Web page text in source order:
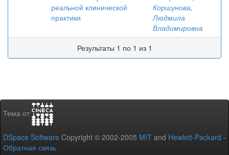
реальной клинической
практики
Коршунова,
Людмила
Владимировна
Результаты 1 по 1 из 1
Тема от
DSpace Software Copyright © 2002-2005 MIT and Hewlett-Packard -
Обратная связь